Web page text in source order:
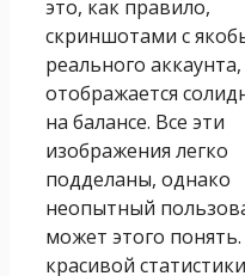
это, как правило,
скриншотами с
реального аккаунта,
отображается
на балансе. Все эти
изображения легко
подделаны, однако
неопытный
может этого
красивой статистики